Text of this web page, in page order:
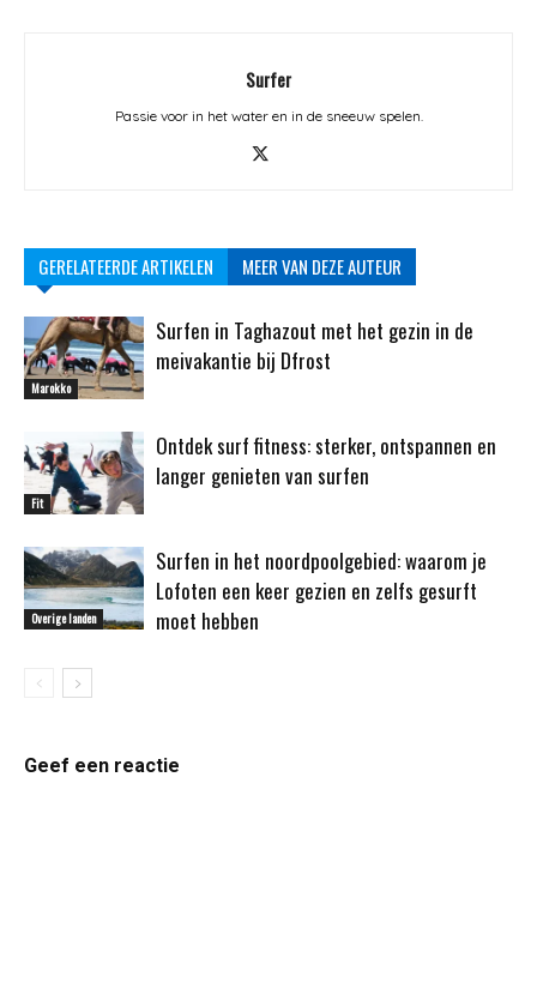
Surfer
Passie voor in het water en in de sneeuw spelen.
GERELATEERDE ARTIKELEN MEER VAN DEZE AUTEUR
Marokko
Surfen in Taghazout met het gezin in de
meivakantie bij Dfrost
Fit
Ontdek surf fitness: sterker, ontspannen en
langer genieten van surfen
Overige landen
Surfen in het noordpoolgebied: waarom je
Lofoten een keer gezien en zelfs gesurft
moet hebben
Geef een reactie